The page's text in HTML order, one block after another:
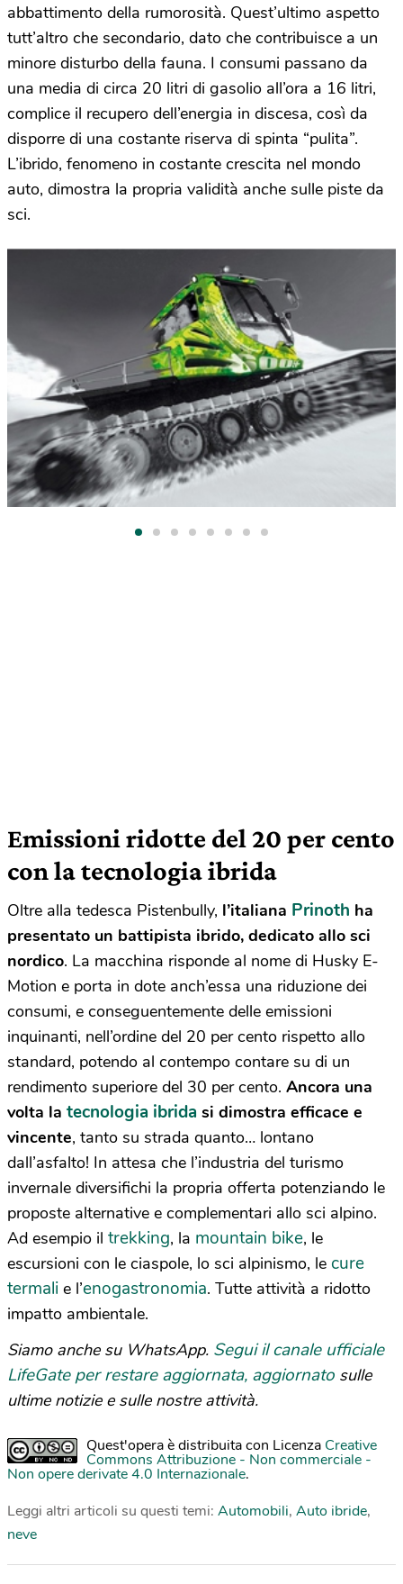
abbattimento della rumorosità. Quest’ultimo aspetto
tutt’altro che secondario, dato che contribuisce a un
minore disturbo della fauna. I consumi passano da
una media di circa 20 litri di gasolio all’ora a 16 litri,
complice il recupero dell’energia in discesa, così da
disporre di una costante riserva di spinta “pulita”.
L’ibrido, fenomeno in costante crescita nel mondo
auto, dimostra la propria validità anche sulle piste da
sci.
Emissioni ridotte del 20 per cento
con la tecnologia ibrida
Oltre alla tedesca Pistenbully, l’italiana Prinoth ha
presentato un battipista ibrido, dedicato allo sci
nordico. La macchina risponde al nome di Husky E-
Motion e porta in dote anch’essa una riduzione dei
consumi, e conseguentemente delle emissioni
inquinanti, nell’ordine del 20 per cento rispetto allo
standard, potendo al contempo contare su di un
rendimento superiore del 30 per cento. Ancora una
volta la tecnologia ibrida si dimostra efficace e
vincente, tanto su strada quanto… lontano
dall’asfalto! In attesa che l’industria del turismo
invernale diversifichi la propria offerta potenziando le
proposte alternative e complementari allo sci alpino.
Ad esempio il trekking, la mountain bike, le
escursioni con le ciaspole, lo sci alpinismo, le cure
termali e l’enogastronomia. Tutte attività a ridotto
impatto ambientale.
Siamo anche su WhatsApp. Segui il canale ufficiale
LifeGate per restare aggiornata, aggiornato sulle
ultime notizie e sulle nostre attività.
Quest'opera è distribuita con Licenza Creative
Commons Attribuzione - Non commerciale -
Non opere derivate 4.0 Internazionale.
Leggi altri articoli su questi temi: Automobili, Auto ibride,
neve